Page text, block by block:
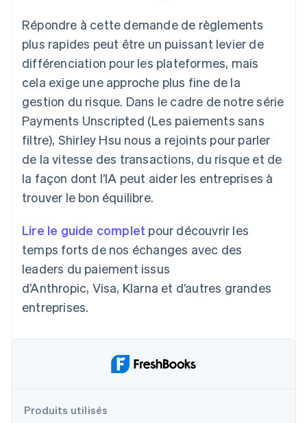
Prévention de la fraude
Atlas
Constitution de start-up
Climate
Élimination du carbone
Vérification de l'identité
Stripe Sessions 2026
Regarder la vidéo
Écosystème
Partenaires
Stripe App Marketplace
Répondre à cette demande de règlements
plus rapides peut être un puissant levier de
différenciation pour les plateformes, mais
cela exige une approche plus fine de la
gestion du risque. Dans le cadre de notre série
Payments Unscripted (Les paiements sans
filtre), Shirley Hsu nous a rejoints pour parler
de la vitesse des transactions, du risque et de
la façon dont l’IA peut aider les entreprises à
trouver le bon équilibre.
Lire le guide complet pour découvrir les
temps forts de nos échanges avec des
leaders du paiement issus
d’Anthropic, Visa, Klarna et d’autres grandes
entreprises.
Produits utilisés